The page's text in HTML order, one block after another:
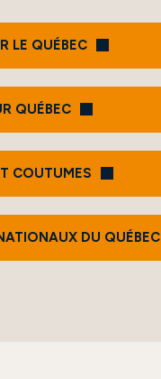
LE QUÉBEC
QUÉBEC
COUTUMES
DU QUÉBEC